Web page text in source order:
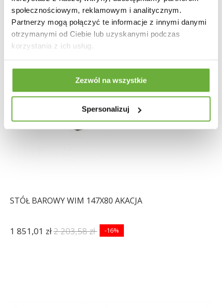
społecznościowym, reklamowym i analitycznym.
Partnerzy mogą połączyć te informacje z innymi danymi
otrzymanymi od Ciebie lub uzyskanymi podczas
korzystania z ich usług.
Zezwól na wszystkie
Spersonalizuj
STÓŁ BAROWY WIM 147X80 AKACJA
1 851,01 zł2 203,58 zł -16%